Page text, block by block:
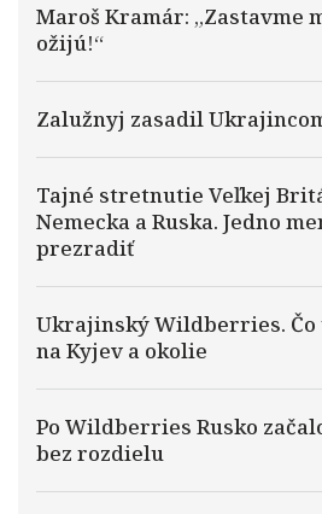
Maroš Kramár: „Zastavme
ožijú!“
Zalužnyj zasadil
Tajné stretnutie Veľkej
Nemecka a Ruska. Jedno
prezradiť
Ukrajinský Wildberries. Čo
na Kyjev a okolie
Po Wildberries Rusko
bez rozdielu